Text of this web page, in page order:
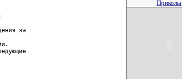
Приколы